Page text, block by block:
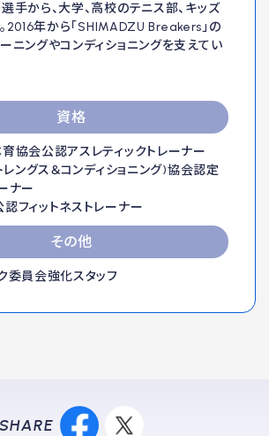
手から、大学、高校のテニス部、キッズ
2016年から「SHIMADZU Breakers」の
ニングやコンディショニングを支えてい
資格
協会公認アスレティックトレーナー
ングス＆コンディショニング)協会認定
ナー
フィットネストレーナー
その他
委員会強化スタッフ
SHARE